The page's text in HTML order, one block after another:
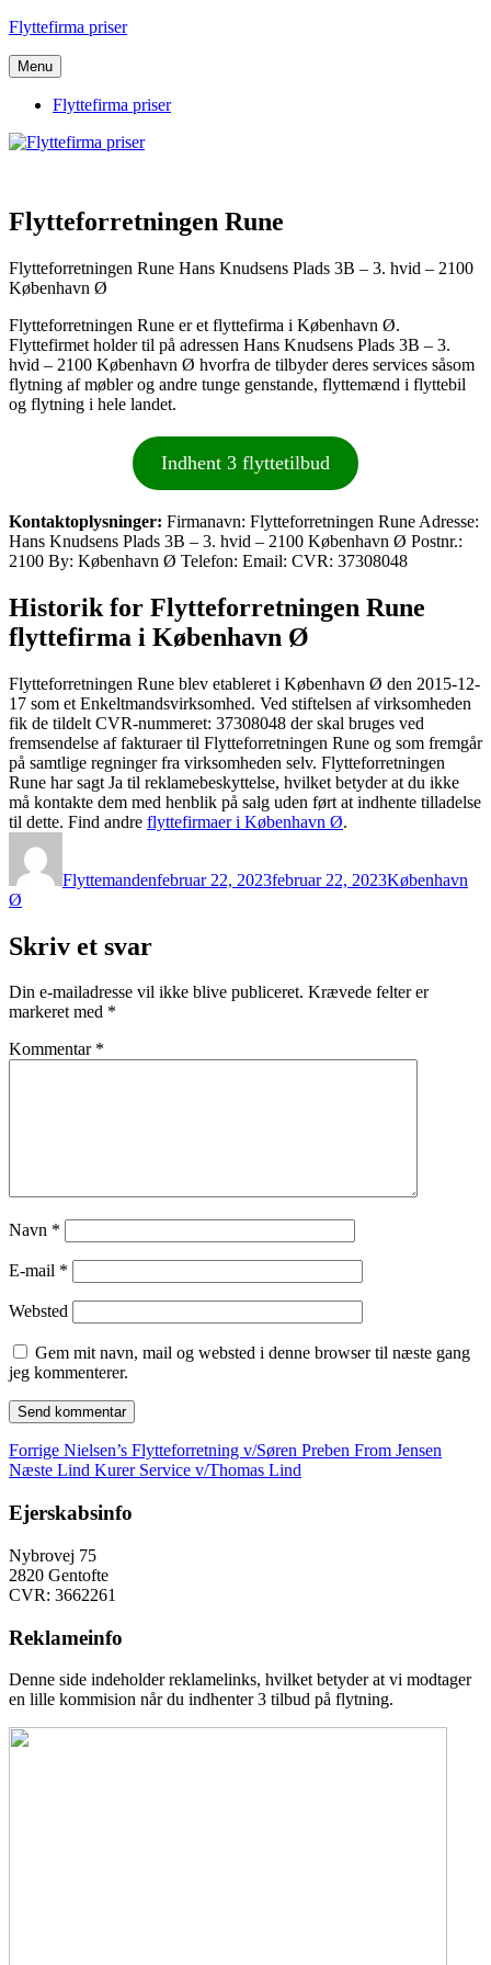
Videre
indhold
Flyttefirma priser
Menu
Flyttefirma priser
Flytteforretningen Rune
Flytteforretningen Rune Hans Knudsens Plads 3B – 3. hvid – 2100
København Ø
Flytteforretningen Rune er et flyttefirma i København Ø.
Flyttefirmet holder til på adressen Hans Knudsens Plads 3B – 3.
hvid – 2100 København Ø hvorfra de tilbyder deres services såsom
flytning af møbler og andre tunge genstande, flyttemænd i flyttebil
og flytning i hele landet.
Indhent 3 flyttetilbud
Kontaktoplysninger: Firmanavn: Flytteforretningen Rune Adresse:
Hans Knudsens Plads 3B – 3. hvid – 2100 København Ø Postnr.:
2100 By: København Ø Telefon: Email: CVR: 37308048
Historik for Flytteforretningen Rune
flyttefirma i København Ø
Flytteforretningen Rune blev etableret i København Ø den 2015-12-
17 som et Enkeltmandsvirksomhed. Ved stiftelsen af virksomheden
fik de tildelt CVR-nummeret: 37308048 der skal bruges ved
fremsendelse af fakturaer til Flytteforretningen Rune og som fremgår
på samtlige regninger fra virksomheden selv. Flytteforretningen
Rune har sagt Ja til reklamebeskyttelse, hvilket betyder at du ikke
må kontakte dem med henblik på salg uden ført at indhente tilladelse
til dette. Find andre flyttefirmaer i København Ø.
Flyttemandenfebruar 22, 2023februar 22, 2023København
Ø
Skriv et svar
Din e-mailadresse vil ikke blive publiceret. Krævede felter er
markeret med *
Kommentar *
Navn *
E-mail *
Websted
Gem mit navn, mail og websted i denne browser til næste gang
jeg kommenterer.
Indlægsnavigation
Forrige Forrige
indlæg:
Nielsen’s Flytteforretning v/Søren Preben From Jensen
Næste Næste
Lind Kurer Service v/Thomas Lind
Ejerskabsinfo
Nybrovej 75
2820 Gentofte
CVR: 3662261
Reklameinfo
Denne side indeholder reklamelinks, hvilket betyder at vi modtager
en lille kommision når du indhenter 3 tilbud på flytning.